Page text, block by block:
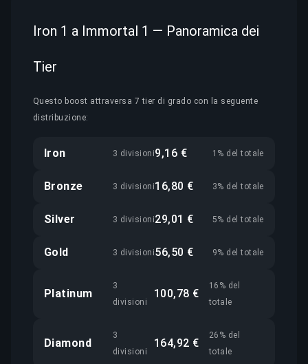
Iron 1 a Immortal 1 — Panoramica dei
Tier
Questo boost attraversa 7 tier di grado con la seguente
distribuzione:
Iron 3 divisioni9,16 € 1% del totale
Bronze 3 divisioni16,80 € 3% del totale
Silver 3 divisioni29,01 € 5% del totale
Gold 3 divisioni56,50 € 9% del totale
Platinum
3
divisioni
100,78 €
16% del
totale
Diamond
3
divisioni
164,92 €
26% del
totale